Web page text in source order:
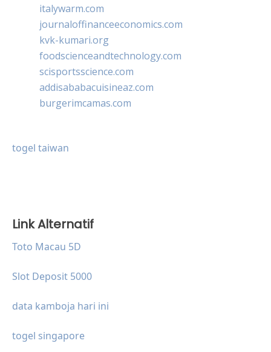
italywarm.com
journaloffinanceeconomics.com
kvk-kumari.org
foodscienceandtechnology.com
scisportsscience.com
addisababacuisineaz.com
burgerimcamas.com
togel taiwan
Link Alternatif
Toto Macau 5D
Slot Deposit 5000
data kamboja hari ini
togel singapore